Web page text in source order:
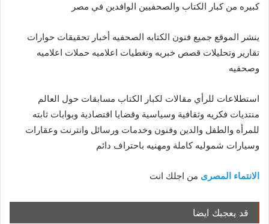
كبيره من كبار الكتاب والصحفيين الوافدين في مصر
ينشر الموقع جميع فنون الكتابه الصحفيه أخبار تحقيقات حوارات
تقارير وتحليلات قصص خبريه وتغطيات اعلاميه حملات اعلاميه
وصحفيه
استطلاعات للرأي مقالات لكبار الكتاب مسابقات حول العالم
منتديات فكريه وثقافية وسياسية وقضايا اقتصادية وبوابات ثابته
للمرأه والطفل والدين وفنون وخدمات ورسائل وانترنت وعقارات
وسيارات شموليه كاملة ومهنيه باحتراف دائم
الانتماء المصرى من اجلك انت
قد يعجبك ايضا